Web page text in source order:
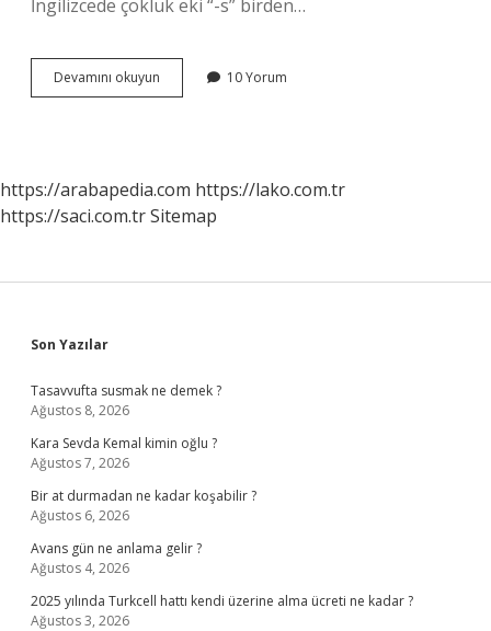
İngilizcede çokluk eki “-s” birden…
Devamını okuyun
Nasıl
10 Yorum
https://arabapedia.com https://lako.com.tr
https://saci.com.trSitemap
Sidebar
Son Yazılar
Tasavvufta susmak ne demek ?
Ağustos 8, 2026
Kara Sevda Kemal kimin oğlu ?
Ağustos 7, 2026
Bir at durmadan ne kadar koşabilir ?
Ağustos 6, 2026
Avans gün ne anlama gelir ?
Ağustos 4, 2026
2025 yılında Turkcell hattı kendi üzerine alma ücreti ne kadar ?
Ağustos 3, 2026